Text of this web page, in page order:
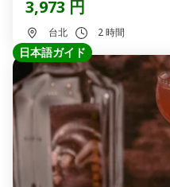
3,973 円
台北 2 時間
日本語ガイド